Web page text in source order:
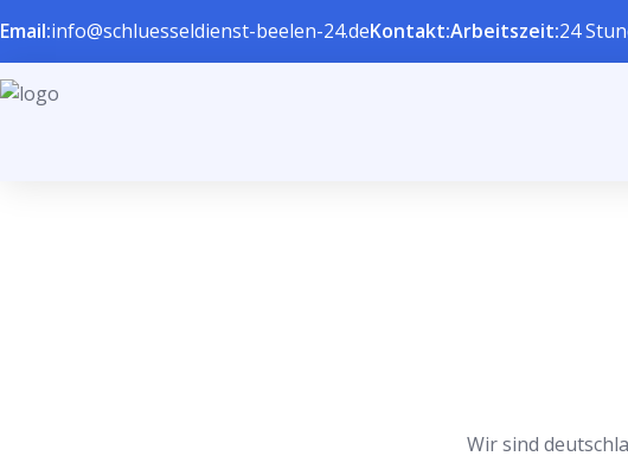
Email:info@schluesseldienst-beelen-24.deKontakt:Arbeitszeit:24
Wir sind